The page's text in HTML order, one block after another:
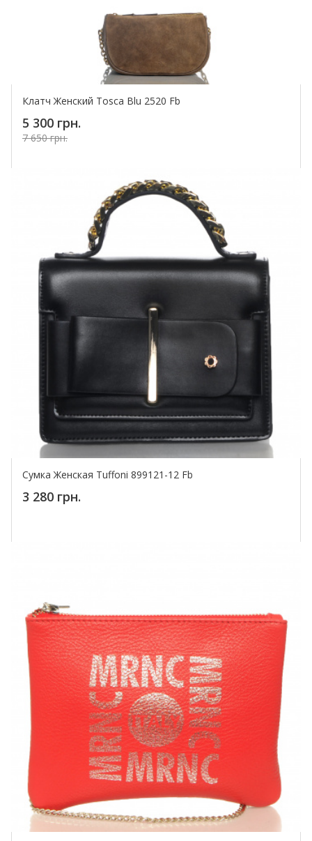
Клатч Женский Tosca Blu 2520 Fb
5 300 грн.
7 650 грн.
Сумка Женская Tuffoni 899121-12 Fb
3 280 грн.